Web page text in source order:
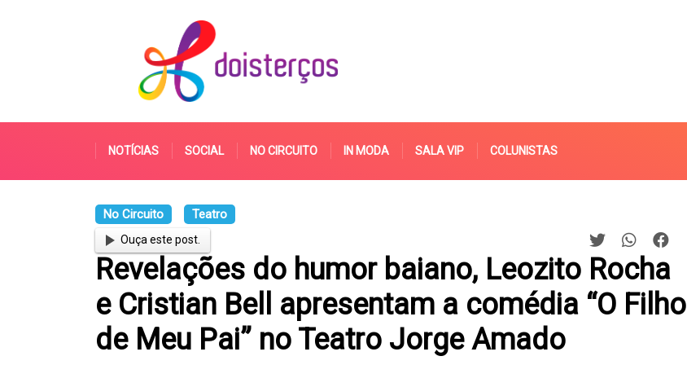
NOTÍCIAS SOCIAL NO CIRCUITO IN MODA SALA VIP COLUNISTAS
No Circuito Teatro
Ouça este post.
Revelações do humor baiano, Leozito Rocha
e Cristian Bell apresentam a comédia “O Filho
de Meu Pai” no Teatro Jorge Amado